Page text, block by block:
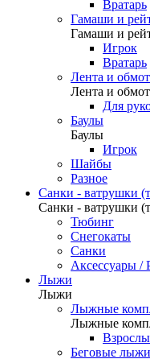
Вратарь
Гамаши и
Гамаши и
Игрок
Вратарь
Лента и
Лента и
Для
Баулы
Баулы
Игрок
Шайбы
Разное
Санки - ватрушки
Санки - ватрушки
Тюбинг
Снегокаты
Санки
Аксессуары /
Лыжи
Лыжи
Лыжные
Лыжные
Беговые лыжи